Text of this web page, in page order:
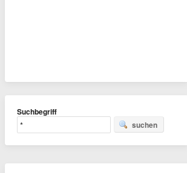
Suchbegriff
suchen